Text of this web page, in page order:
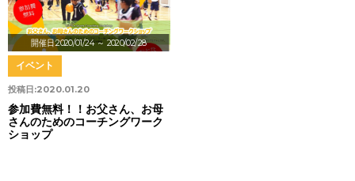
開催日:2020/01/24～ 2020/02/28
投稿日:2020.01.20
イベント
参加費無料！！お父さん、お母
さんのためのコーチングワーク
ショップ